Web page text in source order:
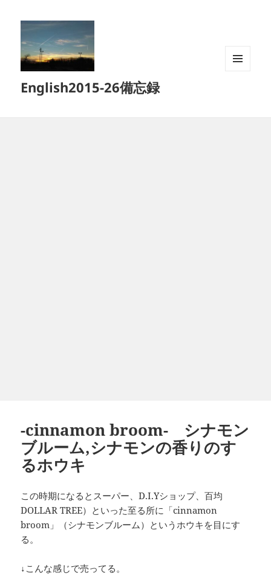
English2015-26備忘録
-cinnamon broom- シナモン
ブルーム,シナモンの香りのす
るホウキ
この時期になるとスーパー、D.I.Yショップ、百均
DOLLAR TREE）といった至る所に「cinnamon
broom」（シナモンブルーム）というホウキを目にす
る。
↓こんな感じで売ってる。